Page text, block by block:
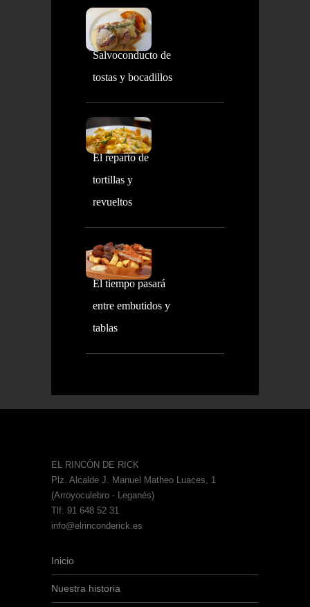
Salvoconducto de
tostas y bocadillos
El reparto de
tortillas y
revueltos
El tiempo pasará
entre embutidos y
tablas
EL RINCÓN DE RICK
Plz. Alcalde J. Manuel Matheo Luaces, 1
(Arroyoculebro - Leganés)
Tlf: 91 648 52 31
info@elrinconderick.es
Inicio
Nuestra historia